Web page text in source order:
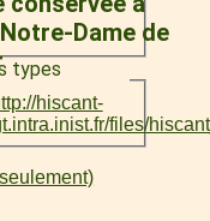
types
Dame de